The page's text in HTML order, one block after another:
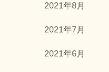
2021年8月
2021年7月
2021年6月